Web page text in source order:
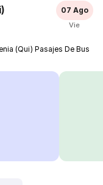
07 Ago
Vie
(Qui) Pasajes De Bus